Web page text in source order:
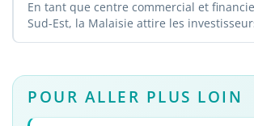
En tant que centre commercial et
Sud-Est, la Malaisie attire les
POUR ALLER PLUS LOIN